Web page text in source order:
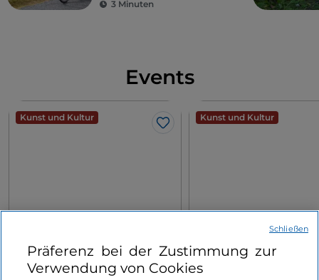
3 Minuten
Events
Kunst und Kultur
Like
genannt Sodoma. Zur
Eroberung der Renaissance
Kunst und Kultur
Les Modernes. Von
bis Bacon
Präferenz bei der Zustimmung zur
Verwendung von Cookies
Schließen